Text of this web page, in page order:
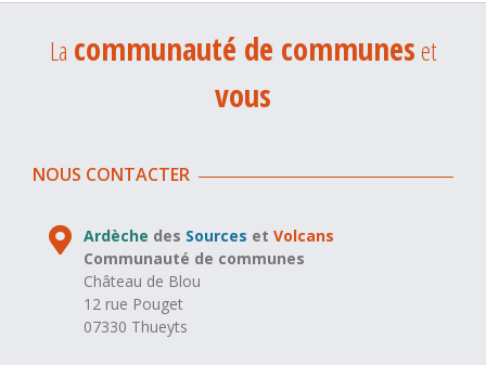
La communauté de communeset
vous
NOUS CONTACTER
Ardèche des Sources etVolcans
Communauté de communes
Château de Blou
12 rue Pouget
07330 Thueyts